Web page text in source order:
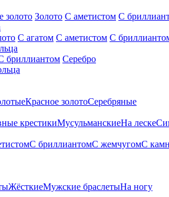
золото Золото С аметистом С
С агатом С аметистом С
бриллиантом Серебро
Красное золотоСеребряные
крестикиМусульманскиеНа леске
С бриллиантомС жемчугомС
ЖёсткиеМужские браслетыНа ногу